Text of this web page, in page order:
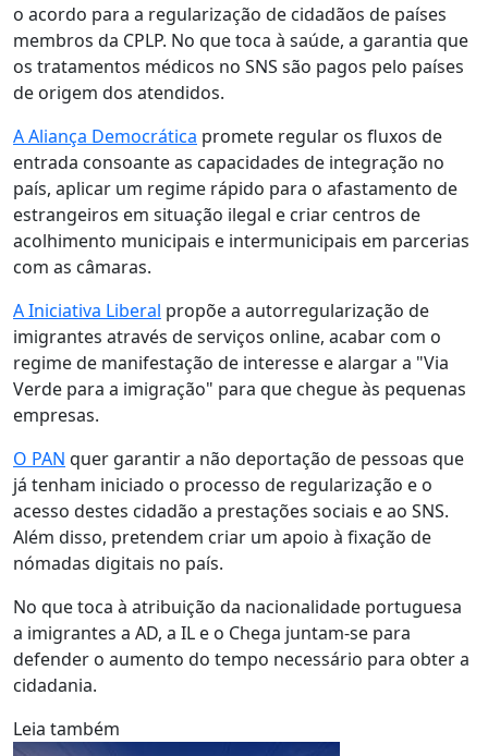
o acordo para a regularização de cidadãos de países
membros da CPLP. No que toca à saúde, a garantia que
os tratamentos médicos no SNS são pagos pelo países
de origem dos atendidos.
A Aliança Democrática promete regular os fluxos de
entrada consoante as capacidades de integração no
país, aplicar um regime rápido para o afastamento de
estrangeiros em situação ilegal e criar centros de
acolhimento municipais e intermunicipais em parcerias
com as câmaras.
A Iniciativa Liberal propõe a autorregularização de
imigrantes através de serviços online, acabar com o
regime de manifestação de interesse e alargar a "Via
Verde para a imigração" para que chegue às pequenas
empresas.
O PAN quer garantir a não deportação de pessoas que
já tenham iniciado o processo de regularização e o
acesso destes cidadão a prestações sociais e ao SNS.
Além disso, pretendem criar um apoio à fixação de
nómadas digitais no país.
No que toca à atribuição da nacionalidade portuguesa
a imigrantes a AD, a IL e o Chega juntam-se para
defender o aumento do tempo necessário para obter a
cidadania.
Leia também